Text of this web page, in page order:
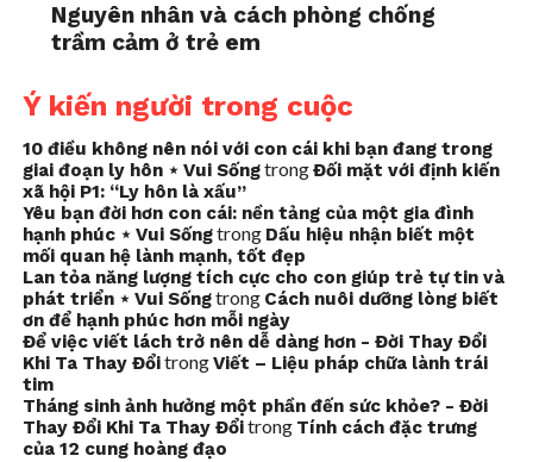
Nguyên nhân và cách phòng chống
trầm cảm ở trẻ em
Ý kiến người trong cuộc
10 điều không nên nói với con cái khi bạn đang trong
giai đoạn ly hôn ⋆ Vui SốngtrongĐối mặt với định kiến
xã hội P1: “Ly hôn là xấu”
Yêu bạn đời hơn con cái: nền tảng của một gia đình
hạnh phúc ⋆ Vui Sốngtrong Dấu hiệu nhận biết một
mối quan hệ lành mạnh, tốt đẹp
Lan tỏa năng lượng tích cực cho con giúp trẻ tự tin và
phát triển ⋆ Vui Sốngtrong Cách nuôi dưỡng lòng biết
ơn để hạnh phúc hơn mỗi ngày
Để việc viết lách trở nên dễ dàng hơn - Đời Thay Đổi
Khi Ta Thay ĐổitrongViết – Liệu pháp chữa lành trái
tim
Tháng sinh ảnh hưởng một phần đến sức khỏe? - Đời
Thay Đổi Khi Ta Thay Đổitrong Tính cách đặc trưng
của 12 cung hoàng đạo